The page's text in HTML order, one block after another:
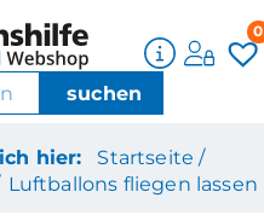
0
hier:
Startseite /
Luftballons fliegen lassen